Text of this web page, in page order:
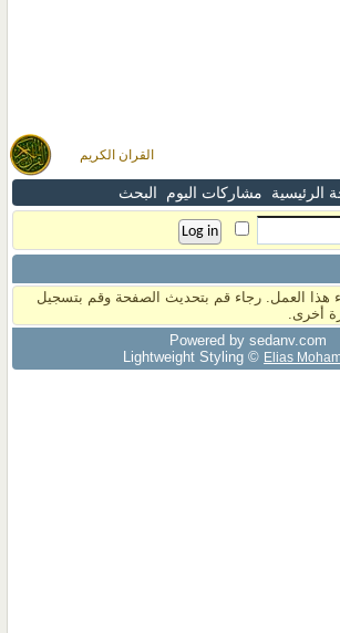
القران الكريم
الرئيسية مشاركات اليوم البحث
هذا العمل. رجاء قم بتحديث الصفحة وقم بتسجيل
أخرى.
Powered by sedany.com
Lightweight Styling © Elias